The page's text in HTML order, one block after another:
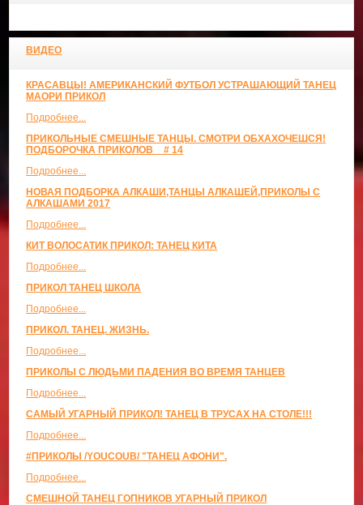
ВИДЕО
КРАСАВЦЫ! АМЕРИКАНСКИЙ ФУТБОЛ УСТРАШАЮЩИЙ ТАНЕЦ
МАОРИ ПРИКОЛ
Подробнее...
ПРИКОЛЬНЫЕ СМЕШНЫЕ ТАНЦЫ. СМОТРИ ОБХАХОЧЕШСЯ!
ПОДБОРОЧКА ПРИКОЛОВ _ # 14
Подробнее...
НОВАЯ ПОДБОРКА АЛКАШИ,ТАНЦЫ АЛКАШЕЙ,ПРИКОЛЫ С
АЛКАШАМИ 2017
Подробнее...
КИТ ВОЛОСАТИК ПРИКОЛ: ТАНЕЦ КИТА
Подробнее...
ПРИКОЛ ТАНЕЦ ШКОЛА
Подробнее...
ПРИКОЛ. ТАНЕЦ. ЖИЗНЬ.
Подробнее...
ПРИКОЛЫ С ЛЮДЬМИ ПАДЕНИЯ ВО ВРЕМЯ ТАНЦЕВ
Подробнее...
САМЫЙ УГАРНЫЙ ПРИКОЛ! ТАНЕЦ В ТРУСАХ НА СТОЛЕ!!!
Подробнее...
#ПРИКОЛЫ /YOUCOUB/ "ТАНЕЦ АФОНИ".
Подробнее...
СМЕШНОЙ ТАНЕЦ ГОПНИКОВ УГАРНЫЙ ПРИКОЛ